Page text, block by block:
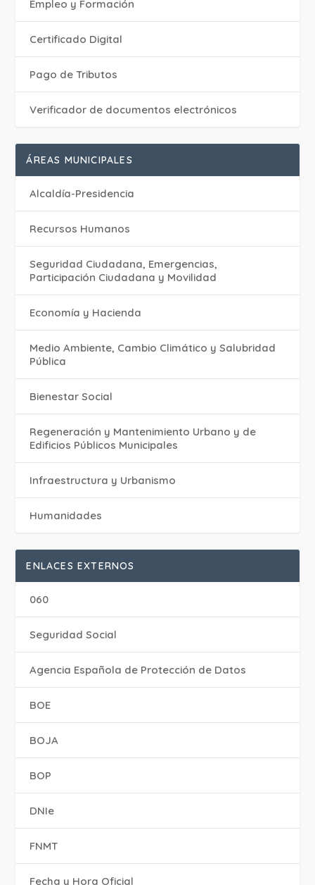
Empleo y Formación
Certificado Digital
Pago de Tributos
Verificador de documentos electrónicos
ÁREAS MUNICIPALES
Alcaldía-Presidencia
Recursos Humanos
Seguridad Ciudadana, Emergencias,
Participación Ciudadana y Movilidad
Economía y Hacienda
Medio Ambiente, Cambio Climático y Salubridad
Pública
Bienestar Social
Regeneración y Mantenimiento Urbano y de
Edificios Públicos Municipales
Infraestructura y Urbanismo
Humanidades
ENLACES EXTERNOS
060
Seguridad Social
Agencia Española de Protección de Datos
BOE
BOJA
BOP
DNIe
FNMT
Fecha y Hora Oficial